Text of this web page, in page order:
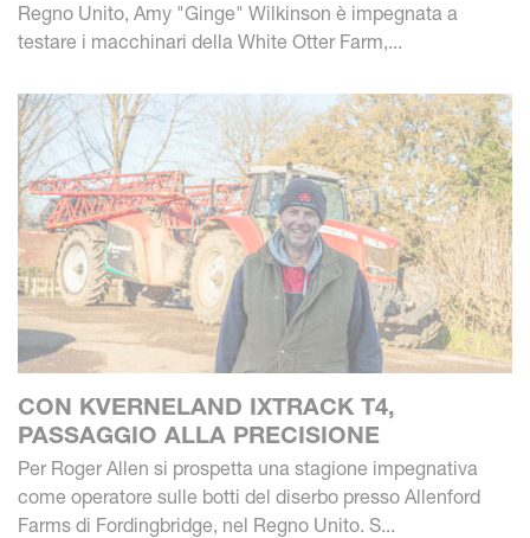
Regno Unito, Amy "Ginge" Wilkinson è impegnata a
testare i macchinari della White Otter Farm,...
CON KVERNELAND IXTRACK T4,
PASSAGGIO ALLA PRECISIONE
Per Roger Allen si prospetta una stagione impegnativa
come operatore sulle botti del diserbo presso Allenford
Farms di Fordingbridge, nel Regno Unito. S...